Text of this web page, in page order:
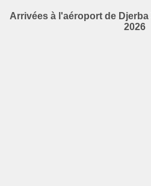
Arrivées à l'aéroport de Djerba
2026